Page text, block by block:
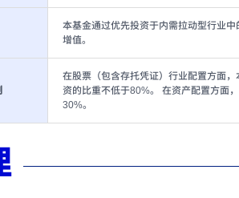
本基金通过优先投资于内需拉动型行业
增值。
在股票（包含存托凭证）行业配置方面
资的比重不低于80%。 在资产配置方面
30%。